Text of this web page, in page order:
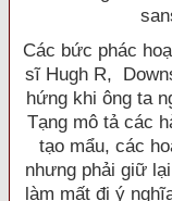
Các bức phác
sĩ Hugh R,
hứng khi ông ta
Tạng mô tả các
tạo mẩu, các
nhưng phải giữ
làm mất đi ý